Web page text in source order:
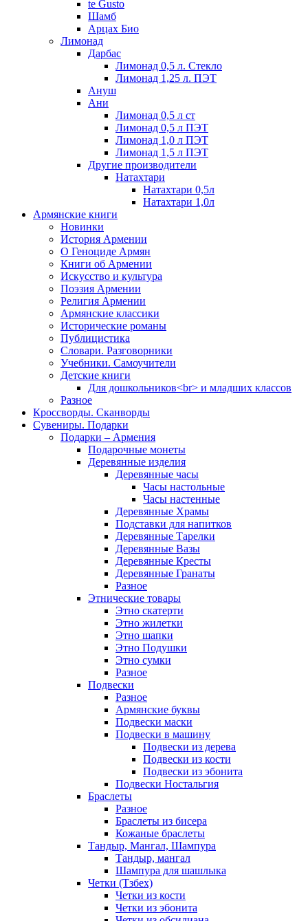
te Gusto
Шамб
Арцах Био
Лимонад
Дарбас
Лимонад 0,5 л. Стекло
Лимонад 1,25 л. ПЭТ
Ануш
Ани
Лимонад 0,5 л ст
Лимонад 0,5 л ПЭТ
Лимонад 1,0 л ПЭТ
Лимонад 1,5 л ПЭТ
Другие производители
Натахтари
Натахтари 0,5л
Натахтари 1,0л
Армянские книги
Новинки
История Армении
О Геноциде Армян
Книги об Армении
Иcкусство и культура
Поэзия Армении
Религия Армении
Армянские классики
Исторические романы
Публицистика
Словари. Разговорники
Учебники. Самоучители
Детские книги
Для дошкольников<br> и младших классов
Разное
Кроссворды. Сканворды
Сувениры. Подарки
Подарки – Армения
Подарочные монеты
Деревянные изделия
Деревянные часы
Часы настольные
Часы настенные
Деревянные Храмы
Подставки для напитков
Деревянные Тарелки
Деревянные Вазы
Деревянные Кресты
Деревянные Гранаты
Разное
Этнические товары
Этно скатерти
Этно жилетки
Этно шапки
Этно Подушки
Этно сумки
Разное
Подвески
Разное
Армянские буквы
Подвески маски
Подвески в машину
Подвески из дерева
Подвески из кости
Подвески из эбонита
Подвески Ностальгия
Браслеты
Разное
Браслеты из бисера
Кожаные браслеты
Тандыр, Мангал, Шампура
Тандыр, мангал
Шампура для шашлыка
Четки (Тзбех)
Четки из кости
Четки из эбонита